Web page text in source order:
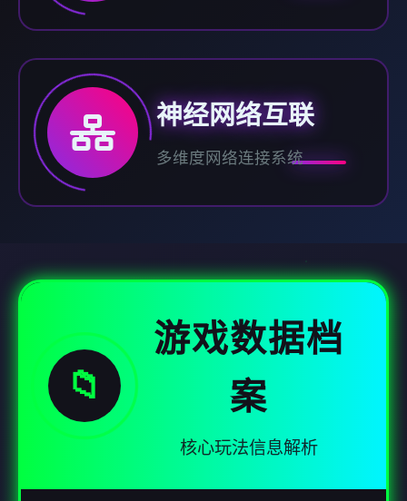
神经网络互联
多维度网络连接系统
📁
游戏数据档
案
核心玩法信息解析